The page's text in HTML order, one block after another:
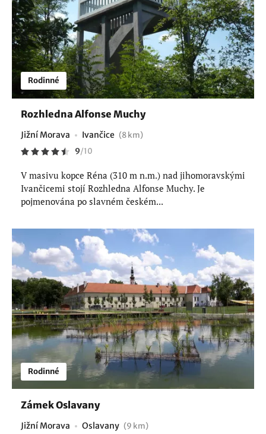
Rodinné
Rozhledna Alfonse Muchy
Jižní Morava Ivančice (8 km)
9/10
V masivu kopce Réna (310 m n.m.) nad jihomoravskými
Ivančicemi stojí Rozhledna Alfonse Muchy. Je
pojmenována po slavném českém...
Rodinné
Zámek Oslavany
Jižní Morava Oslavany (9 km)